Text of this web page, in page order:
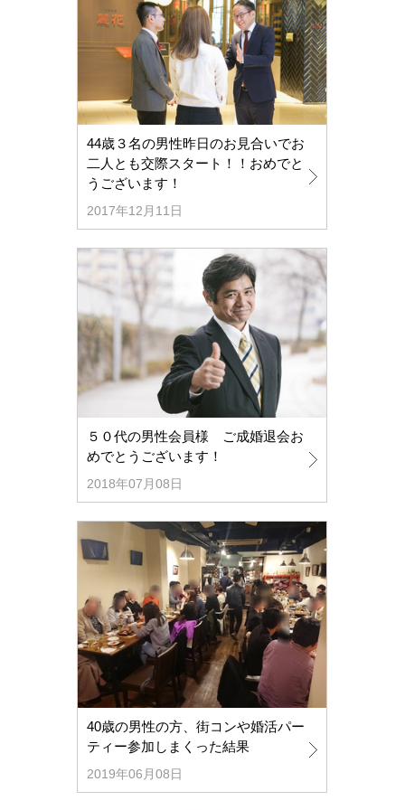
44歳３名の男性昨日のお見合いでお
二人とも交際スタート！！おめでと
うございます！
2017年12月11日
５０代の男性会員様 ご成婚退会お
めでとうございます！
2018年07月08日
40歳の男性の方、街コンや婚活パー
ティー参加しまくった結果
2019年06月08日